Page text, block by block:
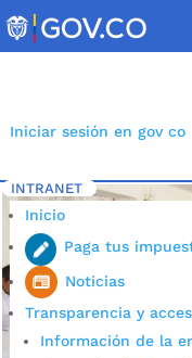
to
content
Iniciar sesión en gov co
INTRANET
Inicio
Paga tus
Noticias
Transparencia y
Información de la
Inicio 5 Etiqueta: